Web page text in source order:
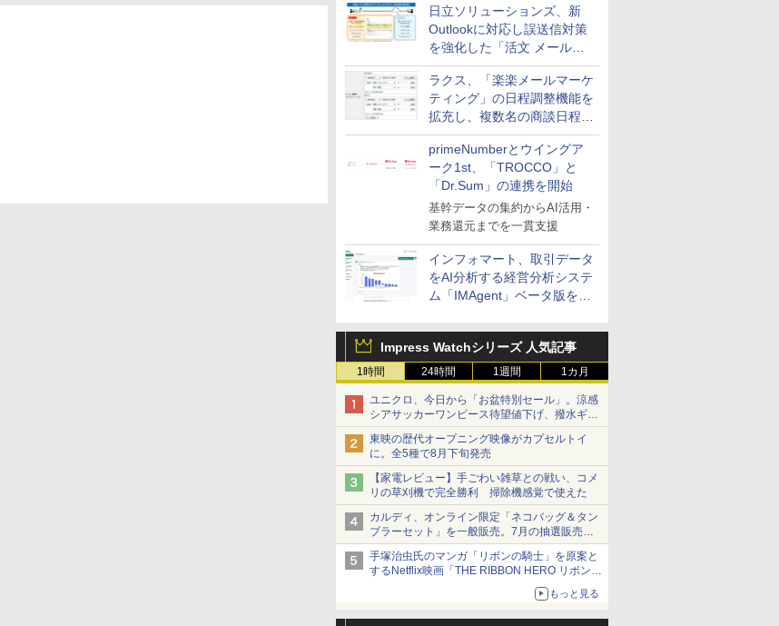
日立ソリューションズ、新
Outlookに対応し誤送信対策
を強化した「活文 メール誤
送信防止アドインサービス」
を提供
ラクス、「楽楽メールマーケ
ティング」の日程調整機能を
拡充し、複数名の商談日程調
整を効率化
primeNumberとウイングア
ーク1st、「TROCCO」と
「Dr.Sum」の連携を開始
基幹データの集約からAI活用・
業務還元までを一貫支援
インフォマート、取引データ
をAI分析する経営分析システ
ム「IMAgent」ベータ版を提
Impress Watchシリーズ 人気記事
1時間 24時間 1週間 1カ月
ユニクロ、今日から「お盆特別セール」。涼感
シアサッカーワンピース待望値下げ、撥水ギア
ショーツは1990円に
東映の歴代オープニング映像がカプセルトイ
に。全5種で8月下旬発売
【家電レビュー】手ごわい雑草との戦い、コメ
リの草刈機で完全勝利 掃除機感覚で使えた
カルディ、オンライン限定「ネコバッグ＆タン
ブラーセット」を一般販売。7月の抽選販売の
当選無効分
手塚治虫氏のマンガ「リボンの騎士」を原案と
するNetflix映画「THE RIBBON HERO リボンヒ
もっと見る